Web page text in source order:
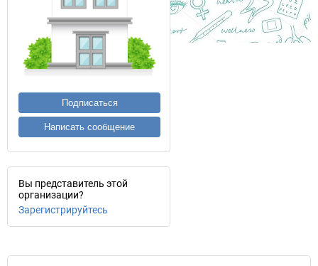
Подписаться
Написать сообщение
Вы представитель этой
организации?
Зарегистрируйтесь